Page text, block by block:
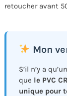
retoucher avant
Mon
S’il n’y a
que le PVC
unique pour